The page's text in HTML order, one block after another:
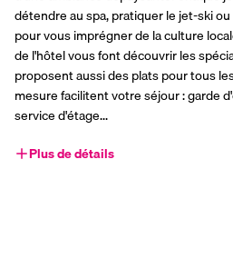
détendre au spa, pratiquer le jet-ski
pour vous imprégner de la culture
de l'hôtel vous font découvrir les
proposent aussi des plats pour tous
mesure facilitent votre séjour : garde
service d'étage...
Plus de détails